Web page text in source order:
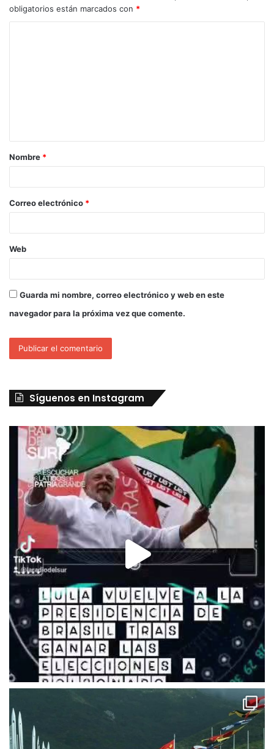
obligatorios están marcados con *
Nombre *
Correo electrónico *
Web
Guarda mi nombre, correo electrónico y web en este
navegador para la próxima vez que comente.
Síguenos en Instagram